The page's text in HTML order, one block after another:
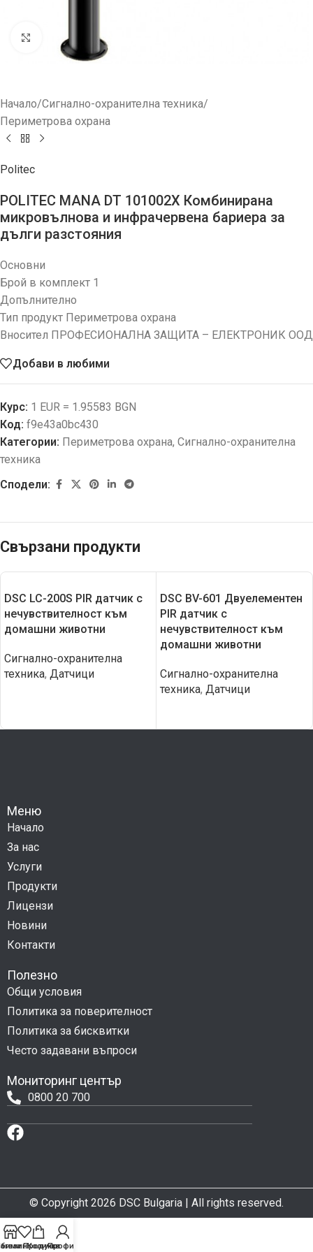
Увеличи
Начало/Сигнално-охранителна техника/
Периметрова охрана
Politec
POLITEC MANA DT 101002X Комбинирана
микровълнова и инфрачервена бариера за
дълги разстояния
Основни
Брой в комплект 1
Допълнително
Тип продукт Периметрова охрана
Вносител ПРОФЕСИОНАЛНА ЗАЩИТА – ЕЛЕКТРОНИК ООД
Добави в любими
Курс: 1 EUR = 1.95583 BGN
Код: f9e43a0bc430
Категории: Периметрова охрана, Сигнално-охранителна
техника
Сподели:
Свързани продукти
DSC LC-200S PIR датчик с
нечувствителност към
домашни животни
Сигнално-охранителна
техника, Датчици
DSC BV-601 Двуелементен
PIR датчик с
нечувствителност към
домашни животни
Сигнално-охранителна
техника, Датчици
Меню
Начало
За нас
Услуги
Продукти
Лицензи
Новини
Контакти
Полезно
Общи условия
Политика за поверителност
Политика за бисквитки
Често задавани въпроси
Мониторинг център
0800 20 700
© Copyright 2026 DSC Bulgaria | All rights reserved.
Продукти
КоличкаПрофил